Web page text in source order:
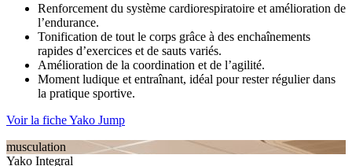
Renforcement du système cardiorespiratoire et amélioration de
l’endurance.
Tonification de tout le corps grâce à des enchaînements
rapides d’exercices et de sauts variés.
Amélioration de la coordination et de l’agilité.
Moment ludique et entraînant, idéal pour rester régulier dans
la pratique sportive.
Voir la fiche Yako Jump
musculation
Yako Integral